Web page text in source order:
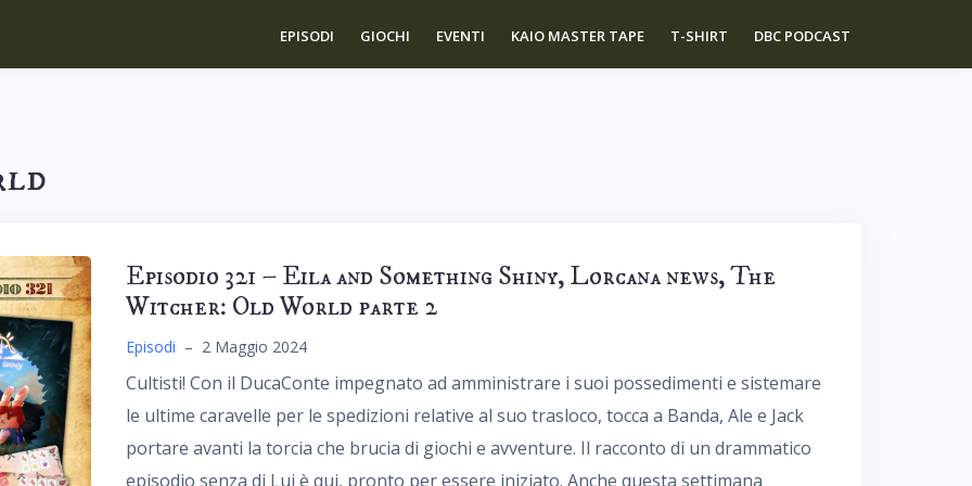
EPISODI GIOCHI EVENTI KAIO MASTER TAPE T-SHIRT DBC PODCAST
Episodio 321 – Eila and Something Shiny, Lorcana news, The
Witcher: Old World parte 2
Episodi – 2 Maggio 2024
Cultisti! Con il DucaConte impegnato ad amministrare i suoi possedimenti e sistemare
le ultime caravelle per le spedizioni relative al suo trasloco, tocca a Banda, Ale e Jack
portare avanti la torcia che brucia di giochi e avventure. Il racconto di un drammatico
episodio senza di Lui è qui, pronto per essere iniziato. Anche questa settimana